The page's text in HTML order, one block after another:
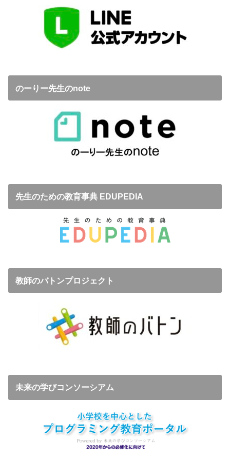
のーりー先生のnote
先生のための教育事典 EDUPEDIA
教師のバトンプロジェクト
未来の学びコンソーシアム